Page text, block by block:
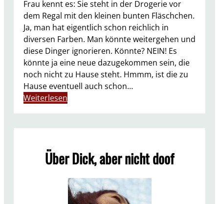
Frau kennt es: Sie steht in der Drogerie vor
dem Regal mit den kleinen bunten Fläschchen.
Ja, man hat eigentlich schon reichlich in
diversen Farben. Man könnte weitergehen und
diese Dinger ignorieren. Könnte? NEIN! Es
könnte ja eine neue dazugekommen sein, die
noch nicht zu Hause steht. Hmmm, ist die zu
Hause eventuell auch schon…
Weiterlesen
e
a
u
f
Über Dick, aber nicht doof